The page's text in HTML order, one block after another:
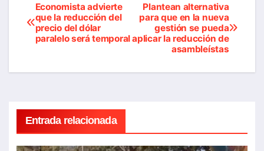
Navegación
de
Plantean alternativa
para que en la nueva
gestión se pueda
aplicar la reducción de
asambleístas
Economista advierte
que la reducción del
precio del dólar
paralelo será temporal
Entrada relacionada